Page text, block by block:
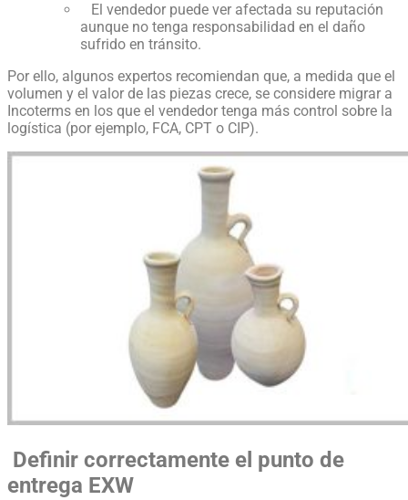
El vendedor puede ver afectada su reputación
aunque no tenga responsabilidad en el daño
sufrido en tránsito.
Por ello, algunos expertos recomiendan que, a medida que el
volumen y el valor de las piezas crece, se considere migrar a
Incoterms en los que el vendedor tenga más control sobre la
logística (por ejemplo, FCA, CPT o CIP).
Definir correctamente el punto de
entrega EXW